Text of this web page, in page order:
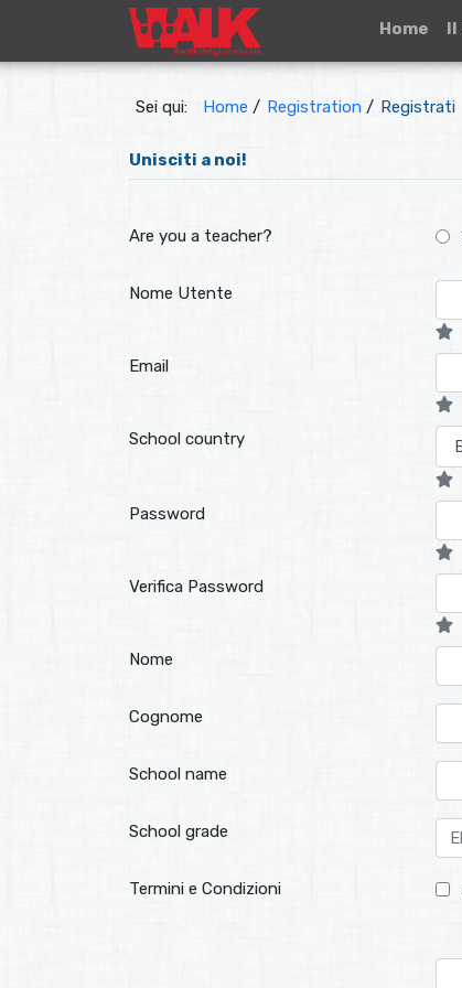
Home
Sei qui: Home / Registration / Registrati
Unisciti a noi!
Are you a teacher?
Nome Utente
Email
School country
Password
Verifica Password
Nome
Cognome
School name
School grade
Termini e Condizioni